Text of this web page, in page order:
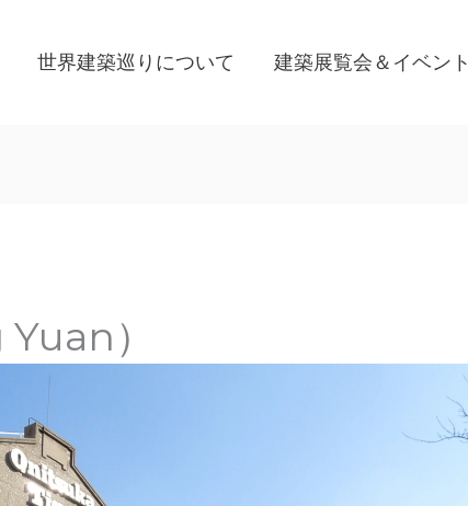
世界建築巡りについて 建築展覧会＆イベント
）